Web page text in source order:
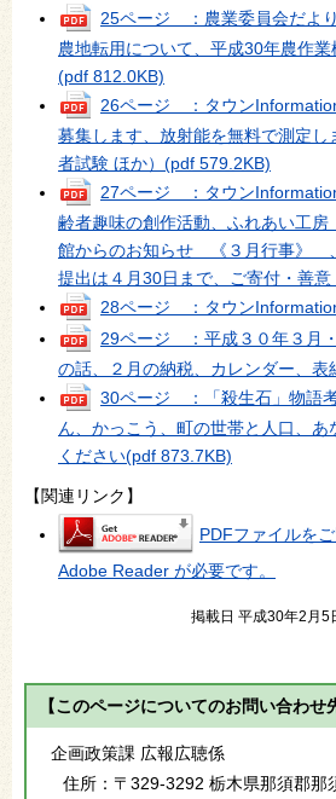
25ページ ：農業委員会だよ
農地転用について、平成30年農作業
(pdf 812.0KB)
26ページ ：タウン
募集します、放射能を無料で測定し
者試験 ほか） (pdf 579.2KB)
27ページ ：タウン
齢者趣味の創作活動、ふれあい工
館からのお知らせ 《３月行事》
提出は４月30日まで、ご寄付・善
28ページ ：タウン
29ページ ：平成３０年３月
の話、２月の納税、カレンダー、表
30ページ ：「殺生石」物語
ん、かっこう、町の世帯と人口、
ください(pdf 873.7KB)
【関連リンク】
PDFファイルを
Adobe Reader が必要です。
掲載日 平成30年2月5
【このページについてのお問い合わせ
企画政策課 広報広聴係
住所： 〒329-3292 栃木県那須郡那